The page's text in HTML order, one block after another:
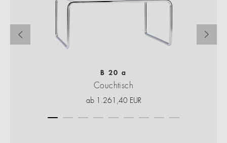
B 20 a
Couchtisch
ab 1.261,40 EUR